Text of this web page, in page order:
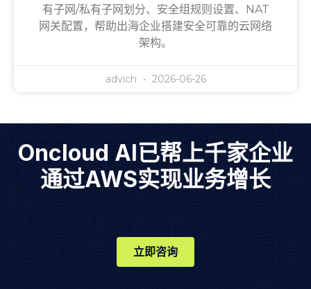
有子网/私有子网划分、安全组规则设置、NAT
网关配置，帮助出海企业搭建安全可靠的云网络
架构。
advich 2026-06-26
Oncloud AI已帮上千家企业
通过AWS实现业务增长
立即咨询